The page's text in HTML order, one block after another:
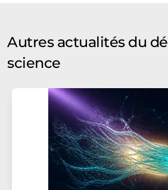
Autres actualités du
science